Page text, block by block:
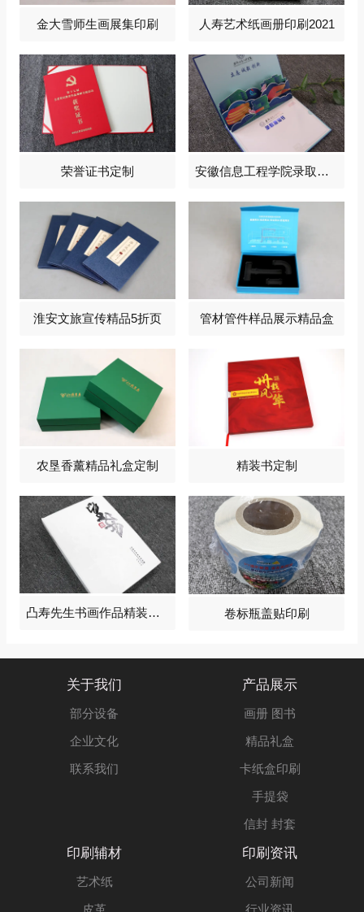
金大雪师生画展集印刷 人寿艺术纸画册印刷2021
荣誉证书定制 安徽信息工程学院录取通知书定制
淮安文旅宣传精品5折页 管材管件样品展示精品盒
农垦香薰精品礼盒定制 精装书定制
凸寿先生书画作品精装画册2024 卷标瓶盖贴印刷
关于我们
部分设备
企业文化
联系我们
产品展示
画册 图书
精品礼盒
卡纸盒印刷
手提袋
信封 封套
印刷辅材
艺术纸
皮革
印刷资讯
公司新闻
行业资讯